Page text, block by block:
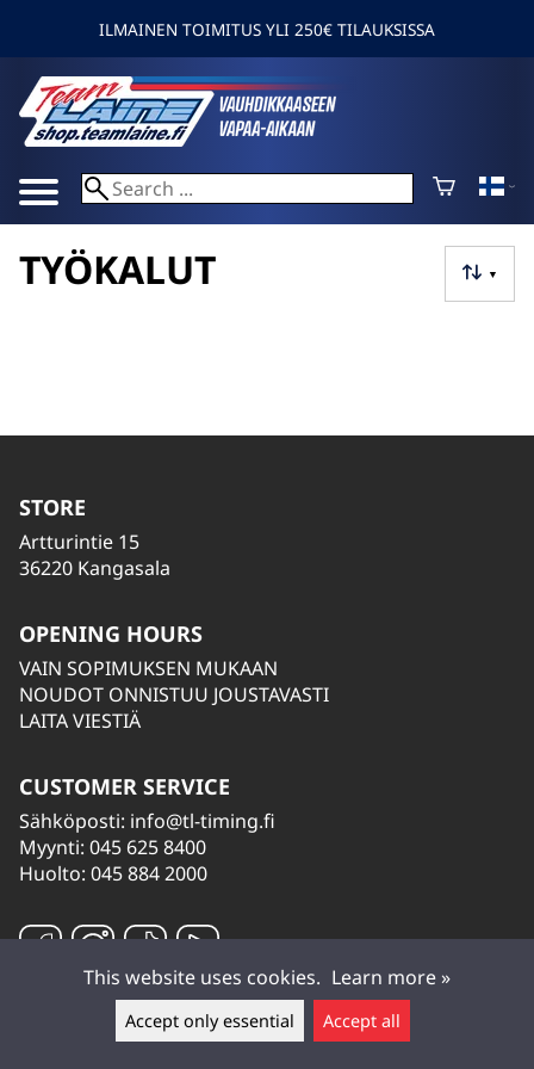
Leave a message ▲
ILMAINEN TOIMITUS YLI 250€ TILAUKSISSA
▼
TYÖKALUT
STORE
Artturintie 15
36220 Kangasala
OPENING HOURS
VAIN SOPIMUKSEN MUKAAN
NOUDOT ONNISTUU JOUSTAVASTI
LAITA VIESTIÄ
CUSTOMER SERVICE
Sähköposti: info@tl-timing.fi
Myynti: 045 625 8400
Huolto: 045 884 2000
This website uses cookies. Learn more »
Accept only essential Accept all